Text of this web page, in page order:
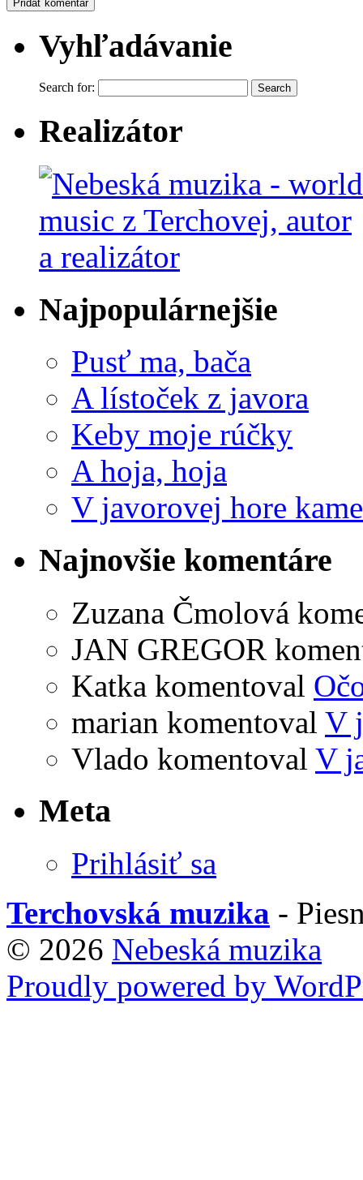
Vyhľadávanie
Search for:
Realizátor
Najpopulárnejšie
Pusť ma, bača
A lístoček z javora
Keby moje rúčky
A hoja, hoja
V javorovej hore
Najnovšie komentáre
Zuzana Čmolová
JAN GREGOR
Katka komentoval
marian komentoval V
Vlado komentoval V
Meta
Prihlásiť sa
Terchovská muzika -
© 2026 Nebeská muzika
Proudly powered by